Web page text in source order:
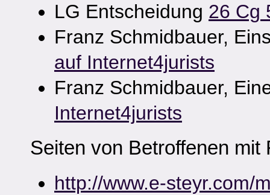
LG Entscheidung 26 Cg
Franz Schmidbauer,
auf Internet4jurists
Franz Schmidbauer,
Internet4jurists
Seiten von Betroffenen mit
http://www.e-steyr.com/